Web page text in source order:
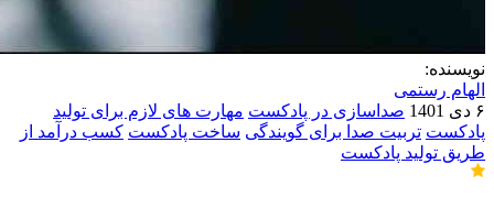
نویسنده:
الهام رستمی
۶ دی 1401
صداسازی در پادکست مهارت های لازم برای تولید
پادکست تربیت صدا برای گویندگی ساخت پادکست کسب درآمد از
طریق تولید پادکست